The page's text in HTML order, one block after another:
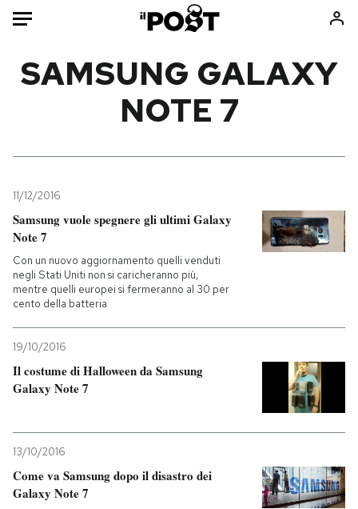
Mondo
Tecnologia
Internet
Cultura
Economia
Libri
Ok Boomer!
Altrecose
PODCAST
I MIEI PREFERITI
SAMSUNG GALAXY
NOTE 7
11/12/2016
Samsung vuole spegnere gli ultimi Galaxy
Note 7
Con un nuovo aggiornamento quelli venduti
negli Stati Uniti non si caricheranno più,
mentre quelli europei si fermeranno al 30 per
cento della batteria
19/10/2016
Il costume di Halloween da Samsung
Galaxy Note 7
13/10/2016
Come va Samsung dopo il disastro dei
Galaxy Note 7